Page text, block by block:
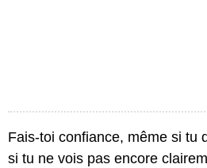
Fais-toi confiance, même si tu
si tu ne vois pas encore